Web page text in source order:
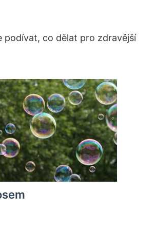
podívat, co dělat pro zdravější